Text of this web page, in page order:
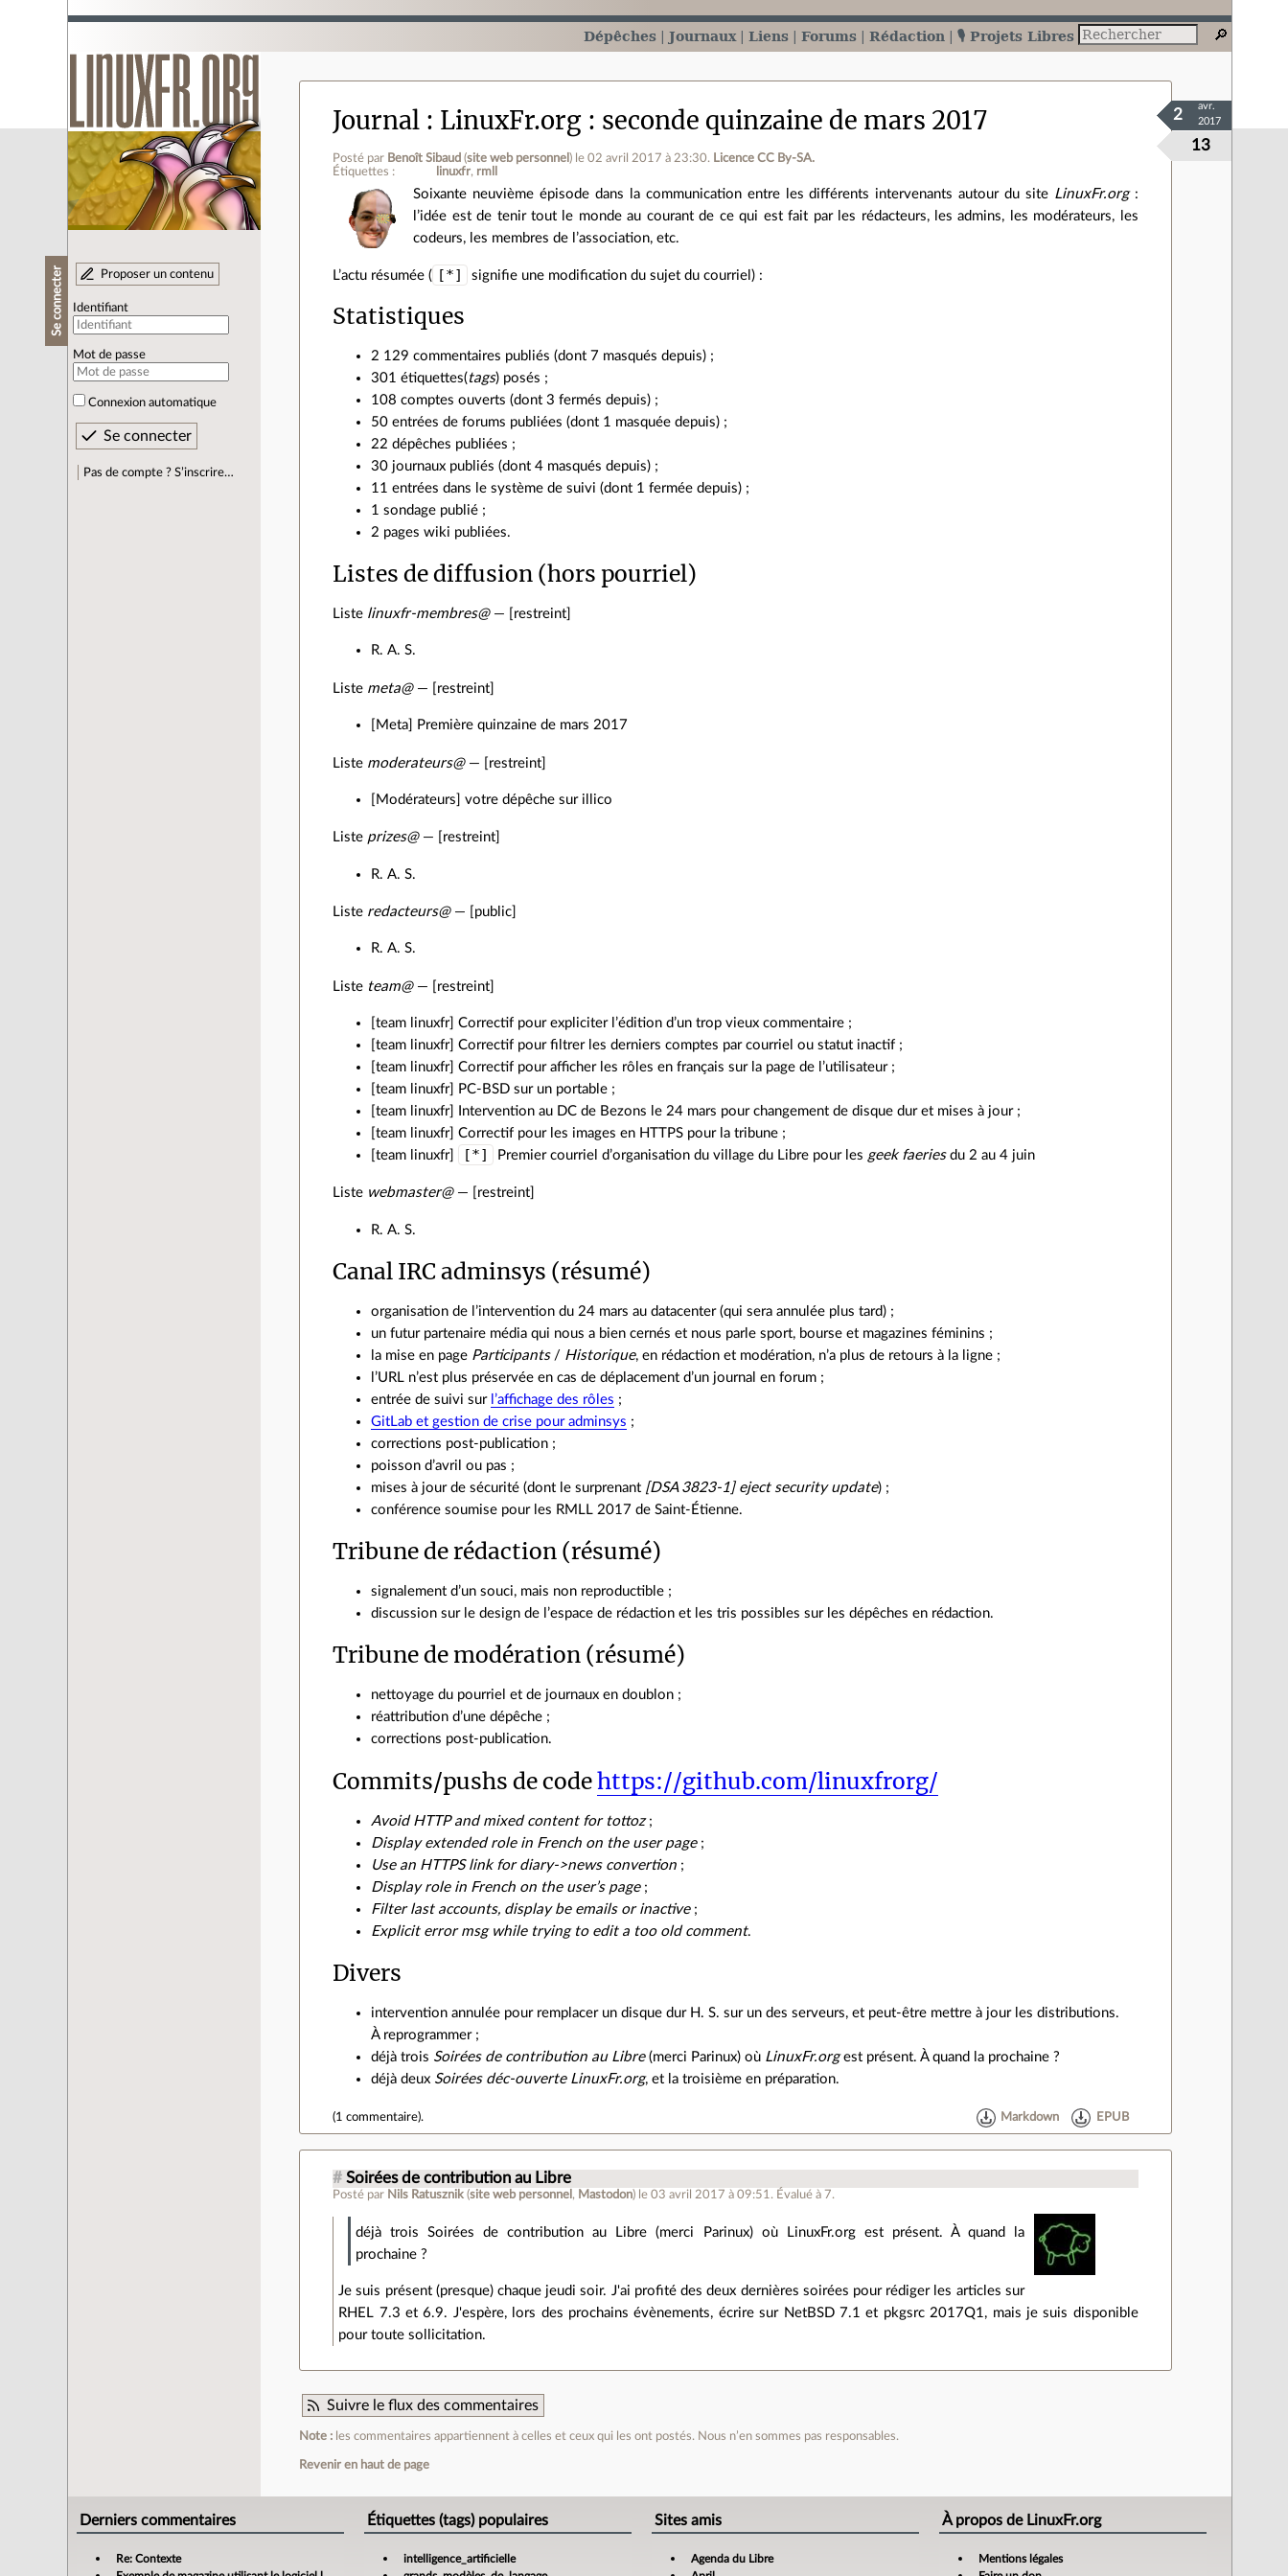
Dépêches Journaux Liens Forums Rédaction 🎙️ Projets Libres
Se connecter Proposer un contenu
Identifiant
Mot de passe
Connexion automatique
Pas de compte ? S’inscrire…
Journal LinuxFr.org : seconde quinzaine de mars 2017
Posté par Benoît Sibaud (site web personnel ) le 02 avril 2017 à 23:30. Licence CC By‑SA.
Étiquettes :
linuxfr rmll
13
2
avr.
2017
Soixante neuvième épisode dans la communication entre les différents intervenants autour du site LinuxFr.org:
l’idée est de tenir tout le monde au courant de ce qui est fait par les rédacteurs, les admins, les modérateurs, les
codeurs, les membres de l’association, etc.
L’actu résumée ( [*] signifie une modification du sujet du courriel) :
Statistiques
2 129 commentaires publiés (dont 7 masqués depuis) ;
301 étiquettes( tags) posés ;
108 comptes ouverts (dont 3 fermés depuis) ;
50 entrées de forums publiées (dont 1 masquée depuis) ;
22 dépêches publiées ;
30 journaux publiés (dont 4 masqués depuis) ;
11 entrées dans le système de suivi (dont 1 fermée depuis) ;
1 sondage publié ;
2 pages wiki publiées.
Listes de diffusion (hors pourriel)
Liste linuxfr-membres@— [restreint]
R. A. S.
Liste meta@— [restreint]
[Meta] Première quinzaine de mars 2017
Liste moderateurs@— [restreint]
[Modérateurs] votre dépêche sur illico
Liste prizes@— [restreint]
R. A. S.
Liste redacteurs@— [public]
R. A. S.
Liste team@— [restreint]
[team linuxfr] Correctif pour expliciter l’édition d’un trop vieux commentaire ;
[team linuxfr] Correctif pour filtrer les derniers comptes par courriel ou statut inactif ;
[team linuxfr] Correctif pour afficher les rôles en français sur la page de l’utilisateur ;
[team linuxfr] PC-BSD sur un portable ;
[team linuxfr] Intervention au DC de Bezons le 24 mars pour changement de disque dur et mises à jour ;
[team linuxfr] Correctif pour les images en HTTPS pour la tribune ;
[team linuxfr]
[*] Premier courriel d’organisation du village du Libre pour les geek faeriesdu 2 au 4 juin
Liste webmaster@— [restreint]
R. A. S.
Canal IRC adminsys (résumé)
organisation de l’intervention du 24 mars au datacenter (qui sera annulée plus tard) ;
un futur partenaire média qui nous a bien cernés et nous parle sport, bourse et magazines féminins ;
la mise en page Participants/ Historique, en rédaction et modération, n’a plus de retours à la ligne ;
l’URL n’est plus préservée en cas de déplacement d’un journal en forum ;
entrée de suivi sur l’affichage des rôles ;
GitLab et gestion de crise pour adminsys ;
corrections post‐publication ;
poisson d’avril ou pas ;
mises à jour de sécurité (dont le surprenant [DSA 3823-1] eject security update) ;
conférence soumise pour les RMLL 2017 de Saint‐Étienne.
Tribune de rédaction (résumé)
signalement d’un souci, mais non reproductible ;
discussion sur le design de l’espace de rédaction et les tris possibles sur les dépêches en rédaction.
Tribune de modération (résumé)
nettoyage du pourriel et de journaux en doublon ;
réattribution d’une dépêche ;
corrections post‐publication.
Commits/pushs de codehttps://github.com/linuxfrorg/
Avoid HTTP and mixed content for tottoz;
Display extended role in French on the user page;
Use an HTTPS link for diary->news convertion ;
Display role in French on the user’s page;
Filter last accounts, display be emails or inactive;
Explicit error msg while trying to edit a too old comment.
Divers
intervention annulée pour remplacer un disque dur H. S. sur un des serveurs, et peut‐être mettre à jour les distributions.
À reprogrammer ;
déjà trois Soirées de contribution au Libre(merci Parinux) où LinuxFr.orgest présent. À quand la prochaine ?
déjà deux Soirées déc‐ouverte LinuxFr.org, et la troisième en préparation.
(1 commentaire). Markdown EPUB
# Soirées de contribution au Libre
Posté par Nils Ratusznik (site web personnel , Mastodon) le 03 avril 2017 à 09:51 . Évalué à 7.
déjà trois Soirées de contribution au Libre (merci Parinux) où LinuxFr.org est présent. À quand la
prochaine ?
Je suis présent (presque) chaque jeudi soir. J'ai profité des deux dernières soirées pour rédiger les articles sur
RHEL 7.3 et 6.9. J'espère, lors des prochains évènements, écrire sur NetBSD 7.1 et pkgsrc 2017Q1, mais je suis disponible
pour toute sollicitation.
Suivre le flux des commentaires
Note : les commentaires appartiennent à celles et ceux qui les ont postés. Nous n’en sommes pas responsables.
Revenir en haut de page
Derniers commentaires
Re: Contexte
Étiquettes (tags) populaires
intelligence_artificielle
Sites amis
Agenda du Libre
À propos de LinuxFr.org
Mentions légales